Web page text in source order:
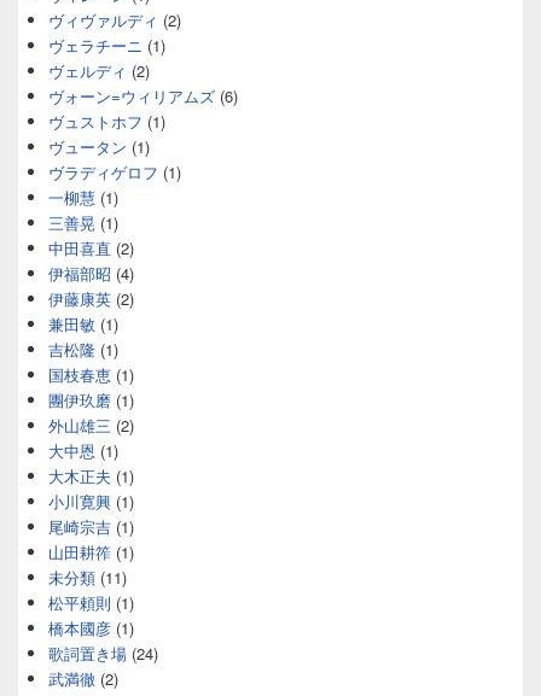
ヴィヴァルディ (2)
ヴェラチーニ (1)
ヴェルディ (2)
ヴォーン=ウィリアムズ (6)
ヴュストホフ (1)
ヴュータン (1)
ヴラディゲロフ (1)
一柳慧 (1)
三善晃 (1)
中田喜直 (2)
伊福部昭 (4)
伊藤康英 (2)
兼田敏 (1)
吉松隆 (1)
国枝春恵 (1)
團伊玖磨 (1)
外山雄三 (2)
大中恩 (1)
大木正夫 (1)
小川寛興 (1)
尾崎宗吉 (1)
山田耕筰 (1)
未分類 (11)
松平頼則 (1)
橋本國彦 (1)
歌詞置き場 (24)
武満徹 (2)